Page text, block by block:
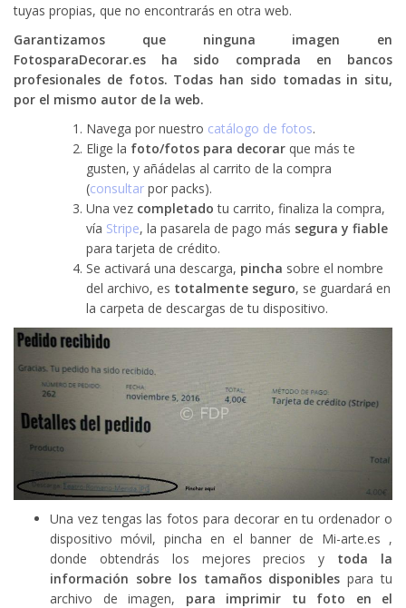
tuyas propias, que no encontrarás en otra web.
Garantizamos que ninguna imagen en
FotosparaDecorar.es ha sido comprada en bancos
profesionales de fotos. Todas han sido tomadas in situ,
por el mismo autor de la web.
Navega por nuestro catálogo de fotos.
Elige la foto/fotos para decorar que más te
gusten, y añádelas al carrito de la compra
(consultar por packs).
Una vez completado tu carrito, finaliza la compra,
vía Stripe, la pasarela de pago más segura y fiable
para tarjeta de crédito.
Se activará una descarga, pincha sobre el nombre
del archivo, es totalmente seguro, se guardará en
la carpeta de descargas de tu dispositivo.
Una vez tengas las fotos para decorar en tu ordenador o
dispositivo móvil, pincha en el banner de Mi-arte.es ,
donde obtendrás los mejores precios y toda la
información sobre los tamaños disponibles para tu
archivo de imagen, para imprimir tu foto en el